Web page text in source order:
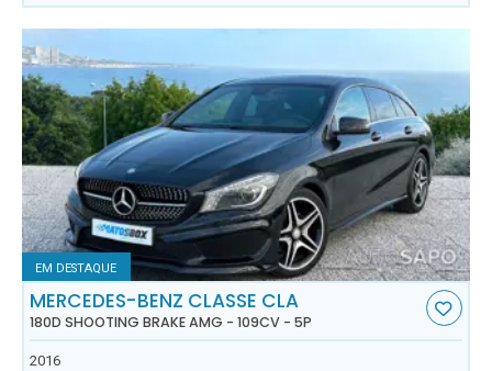
EM DESTAQUE
MERCEDES-BENZ CLASSE CLA
180D SHOOTING BRAKE AMG - 109CV - 5P
2016